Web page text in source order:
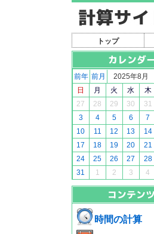
トップ
前年 前月 2025年8月
日
月 火 水 木
27
28 29 30 31
3
4 5 6 7
10
11 12 13 14
17
18 19 20 21
24
25 26 27 28
31
1 2 3 4
時間の計算